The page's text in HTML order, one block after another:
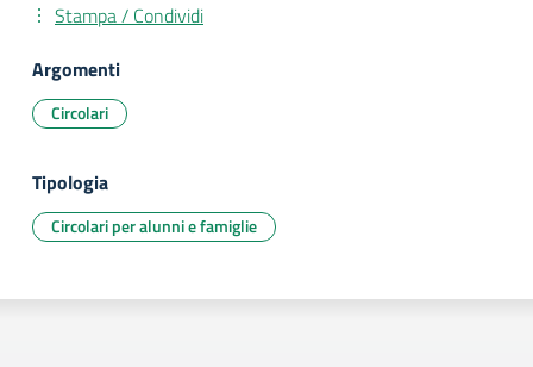
Stampa / Condividi
Argomenti
Circolari
Tipologia
Circolari per alunni e famiglie